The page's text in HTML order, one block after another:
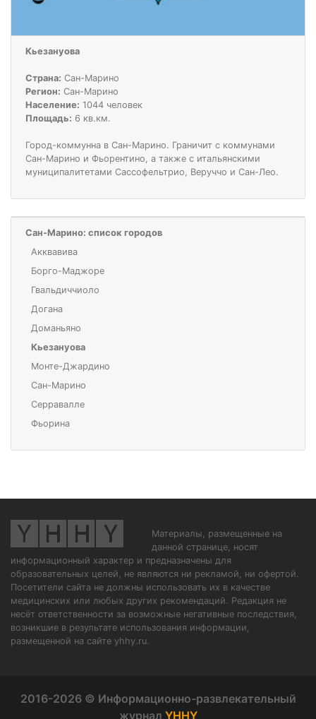
Кьезануова
Страна: Сан-Марино
Регион: Сан-Марино
Население: 1044 человек
Площадь: 6 кв.км.
Город-коммунна в Сан-Марино. Граничит с коммунами
Сан-Марино и Фьорентино, а также с итальянскими
муниципалитетами Сассофельтрио, Веруччо и Сан-Лео.
Сан-Марино: список городов
Акквавива
Борго-Маджоре
Гвальдиччиоло
Догана
Доманьяно
Кьезануова
Монте-Джардино
Сан-Марино
Серравалле
Фьорина
Материалы, размещенные на
данной странице, носят
информационный характер и предназначены для
образовательных целей, не являются ни рекламой, ни офертой.
Посетители сайта не должны использовать их в качестве
медицинских или любых других рекомендаций. Редакция не
несёт ответственности за возможные негативные последствия,
возникшие в результате использования информации,
размещенной на сайте yhhy.ru.
2016-2026 © Информационно-развлекательный
журнал YHHY